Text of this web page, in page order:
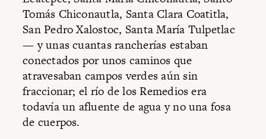
Tomás Chiconautla, Santa Clara Coatitla,
San Pedro Xalostoc, Santa María Tulpetlac
— y unas cuantas rancherías estaban
conectados por unos caminos que
atravesaban campos verdes aún sin
fraccionar; el río de los Remedios era
todavía un afluente de agua y no una fosa
de cuerpos.